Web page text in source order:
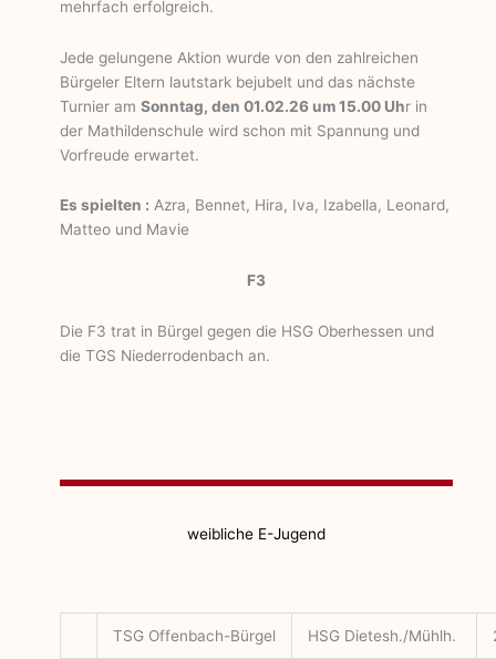
mehrfach erfolgreich.
Jede gelungene Aktion wurde von den zahlreichen
Bürgeler Eltern lautstark bejubelt und das nächste
Turnier am Sonntag, den 01.02.26 um 15.00 Uhr in
der Mathildenschule wird schon mit Spannung und
Vorfreude erwartet.
Es spielten : Azra, Bennet, Hira, Iva, Izabella, Leonard,
Matteo und Mavie
F3
Die F3 trat in Bürgel gegen die HSG Oberhessen und
die TGS Niederrodenbach an.
weibliche E-Jugend
TSG Offenbach-Bürgel HSG Dietesh./Mühlh.